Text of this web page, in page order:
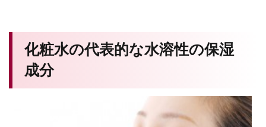
化粧水の代表的な水溶性の保湿
成分